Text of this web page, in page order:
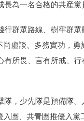
為一名合格的共産黨
群眾路線、樹牢群眾
虛談、多務實功，
所畏、言有所戒、行
，少先隊是預備隊。
團、共青團推優入黨